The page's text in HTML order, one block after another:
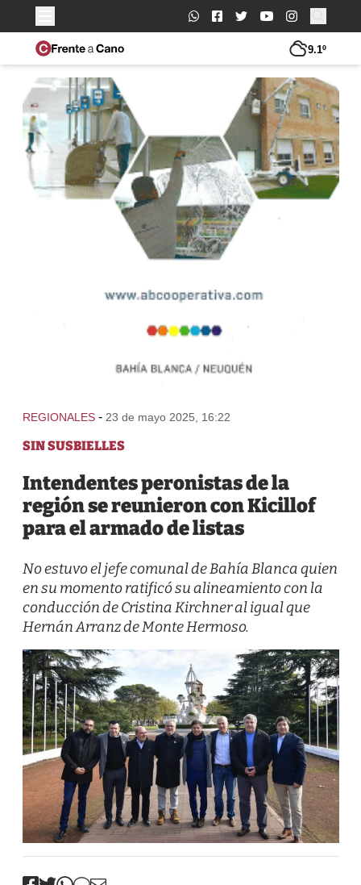
Buscar:
9.1º
REGIONALES - 23 de mayo 2025, 16:22
SIN SUSBIELLES
Intendentes peronistas de la
región se reunieron con Kicillof
para el armado de listas
No estuvo el jefe comunal de Bahía Blanca quien
en su momento ratificó su alineamiento con la
conducción de Cristina Kirchner al igual que
Hernán Arranz de Monte Hermoso.